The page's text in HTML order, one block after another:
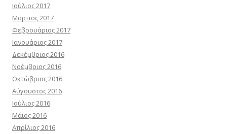
Ιούλιος 2017
Μάρτιος 2017
Φεβρουάριος 2017
Ιανουάριος 2017
Δεκέμβριος 2016
Νοέμβριος 2016
Οκτώβριος 2016
Αύγουστος 2016
Ιούλιος 2016
Μάιος 2016
Απρίλιος 2016